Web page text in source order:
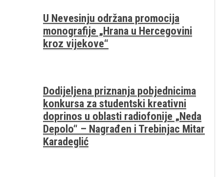
U Nevesinju održana promocija
monografije „Hrana u Hercegovini
kroz vijekove“
Dodijeljena priznanja pobjednicima
konkursa za studentski kreativni
doprinos u oblasti radiofonije „Neda
Depolo“ – Nagrađen i Trebinjac Mitar
Karadeglić